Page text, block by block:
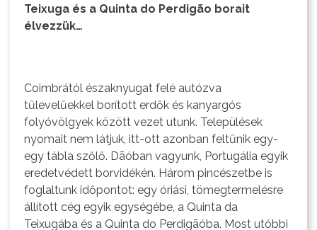
Teixuga és a Quinta do Perdigão borait
élvezzük…
Coimbrától északnyugat felé autózva
tűlevelűekkel borított erdők és kanyargós
folyóvölgyek között vezet utunk. Települések
nyomait nem látjuk, itt-ott azonban feltűnik egy-
egy tábla szőlő. Dãóban vagyunk, Portugália egyik
eredetvédett borvidékén. Három pincészetbe is
foglaltunk időpontot: egy óriási, tömegtermelésre
állított cég egyik egységébe, a Quinta da
Teixugába és a Quinta do Perdigãóba. Most utóbbi